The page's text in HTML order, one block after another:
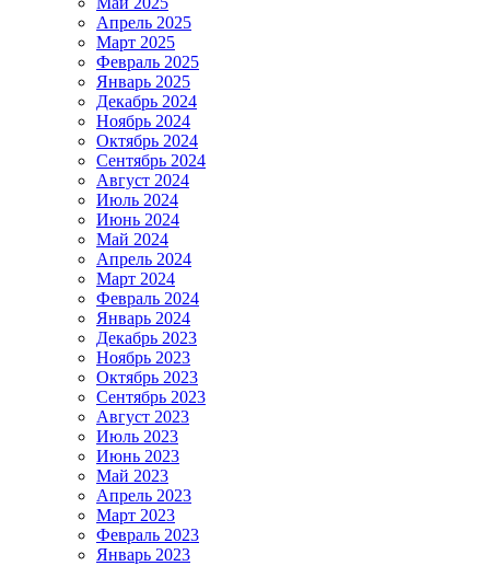
Апрель 2025
Март 2025
Февраль 2025
Январь 2025
Декабрь 2024
Ноябрь 2024
Октябрь 2024
Сентябрь 2024
Август 2024
Июль 2024
Июнь 2024
Май 2024
Апрель 2024
Март 2024
Февраль 2024
Январь 2024
Декабрь 2023
Ноябрь 2023
Октябрь 2023
Сентябрь 2023
Август 2023
Июль 2023
Июнь 2023
Май 2023
Апрель 2023
Март 2023
Февраль 2023
Январь 2023